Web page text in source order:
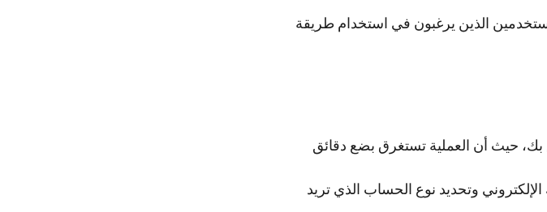
الذين يرغبون في استخدام طريقة
حيث أن العملية تستغرق بضع دقائق
وتحديد نوع الحساب الذي تريد